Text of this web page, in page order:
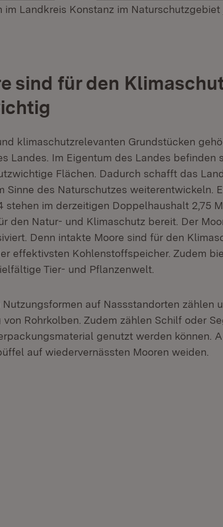
im Landkreis Konstanz im Naturschutzgebiet
sind für den
klimaschutzrelevanten Grundstücken
Landes. Im Eigentum des Landes befinden
Flächen. Dadurch schafft das
Sinne des Naturschutzes weiterentwickeln.
stehen im derzeitigen Doppelhaushalt 2,75
den Natur- und Klimaschutz bereit. Der
Denn intakte Moore sind für den
effektivsten Kohlenstoffspeicher. Zudem
Tier- und Pflanzenwelt.
auf Nassstandorten zählen
Rohrkolben. Zudem zählen Schilf oder
genutzt werden können.
auf wiedervernässten Mooren weiden.